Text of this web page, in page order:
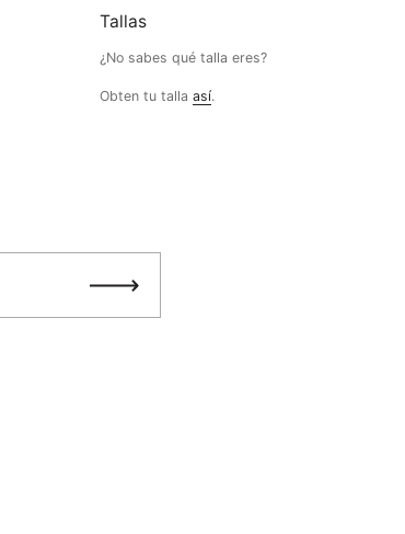
Tallas
¿No sabes qué talla eres?
Obten tu talla así.